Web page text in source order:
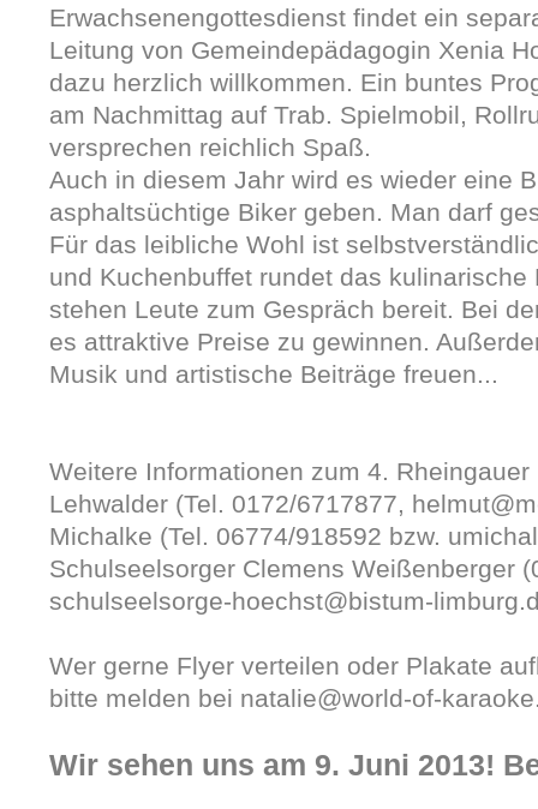
Erwachsenengottesdienst findet ein
Leitung von Gemeindepädagogin Xenia
dazu herzlich willkommen. Ein buntes
am Nachmittag auf Trab. Spielmobil,
versprechen reichlich Spaß.
Auch in diesem Jahr wird es wieder eine
asphaltsüchtige Biker geben. Man darf
Für das leibliche Wohl ist
und Kuchenbuffet rundet das
stehen Leute zum Gespräch bereit. Bei
es attraktive Preise zu gewinnen.
Musik und artistische Beiträge freuen...
Weitere Informationen zum 4.
Lehwalder (Tel. 0172/6717877,
Michalke (Tel. 06774/918592 bzw.
Schulseelsorger Clemens Weißenberger
schulseelsorge-hoechst@bistum-
Wer gerne Flyer verteilen oder Plakate
bitte melden bei natalie@world-of-
Wir sehen uns am 9. Juni 2013!